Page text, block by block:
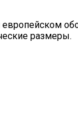
размеры.